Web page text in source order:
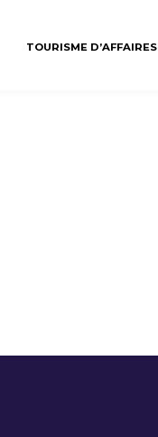
TOURISME D’AFFAIRES